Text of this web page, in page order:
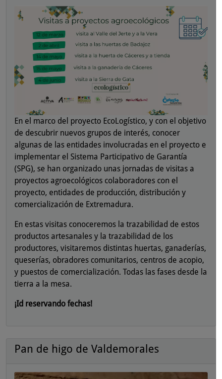
En el marco del proyecto EcoLogístico, y con el objetivo
de descubrir nuevos grupos de interés, conocer
algunas de las entidades involucradas en el proyecto e
implementar el Sistema Participativo de Garantía
(SPG), se han organizado unas jornadas de visitas a
proyectos agroecológicos colaboradores con el
proyecto, entidades de producción, distribución y
comercialización de Extremadura.
En estas visitas conoceremos la trazabilidad de estos
productos artesanales y la trazabilidad de los
productores, visitaremos distintas huertas, ganaderías,
queserías, obradores comunitarios, centros de acopio,
y puestos de comercialización. Todas las fases desde la
tierra a la mesa.
¡Id reservando fechas!
Pan de higo de Valdemorales